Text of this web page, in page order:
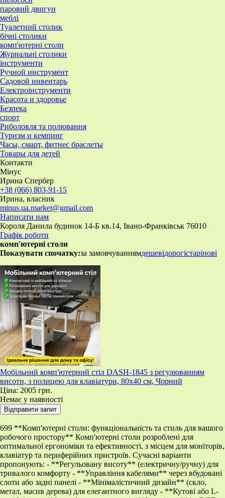
паровий двигун
меблі
Туалетний столик
бічні столики
комп'ютерні столи
Журнальні столики
інструменти
Ручной инструмент
Садовой инвентарь
Електроінструменти
Красота и здоровье
Безпека
спорт
Риболовля та полювання
Туризм и кемпинг
Часы, смарт, фитнес браслеты
Товары для детей
Контакти
Мінус
Ирина Спербер
+38 (066) 803-91-15
Ирина, власник
minus.ua.market@gmail.com
Написати нам
Короля Данила будинок 14-Б кв.14, Івано-Франківськ 76010
Графік роботи
комп'ютерні столи
Показувати спочатку:за замовчуваннямдешевідорогістарінові
Мобільний комп'ютерний стіл DASH-1845 з регулюванням
висоти, з полицею для клавіатури, 80x40 см, Чорний
Ціна: 2005 грн.
Немає у наявності
699 **Комп'ютерні столи: функціональність та стиль для вашого
робочого простору** Комп'ютерні столи розроблені для
оптимальної ергономіки та ефективності, з місцем для моніторів,
клавіатур та периферійних пристроїв. Сучасні варіанти
пропонують: - **Регульовану висоту** (електричну/ручну) для
тривалого комфорту - **Управління кабелями** через вбудовані
слоти або задні панелі - **Мінімалістичний дизайн** (скло,
метал, масив дерева) для елегантного вигляду - **Кутові або L-